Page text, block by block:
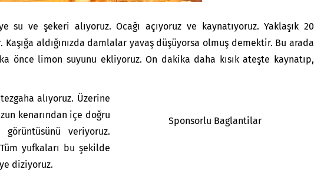
su ve şekeri alıyoruz. Ocağı açıyoruz ve kaynatıyoruz. Yaklaşık 20
Kaşığa aldığınızda damlalar yavaş düşüyorsa olmuş demektir. Bu arada
önce limon suyunu ekliyoruz. On dakika daha kısık ateşte kaynatıp,
Sponsorlu Baglantilar
alıyoruz. Üzerine
kenarından içe doğru
veriyoruz.
yufkaları bu şekilde
diziyoruz.